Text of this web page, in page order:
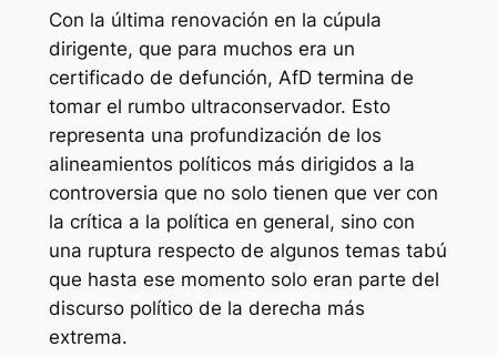
Con la última renovación en la cúpula
dirigente, que para muchos era un
certificado de defunción, AfD termina de
tomar el rumbo ultraconservador. Esto
representa una profundización de los
alineamientos políticos más dirigidos a la
controversia que no solo tienen que ver con
la crítica a la política en general, sino con
una ruptura respecto de algunos temas tabú
que hasta ese momento solo eran parte del
discurso político de la derecha más
extrema.